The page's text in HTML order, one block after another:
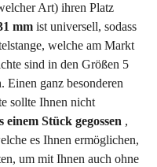
Art) ihren Platz
mm ist universell, sodass
welche am Markt
sind in den Größen 5
ganz besonderen
sollte Ihnen nicht
einem Stück gegossen ,
es Ihnen ermöglichen,
um mit Ihnen auch ohne